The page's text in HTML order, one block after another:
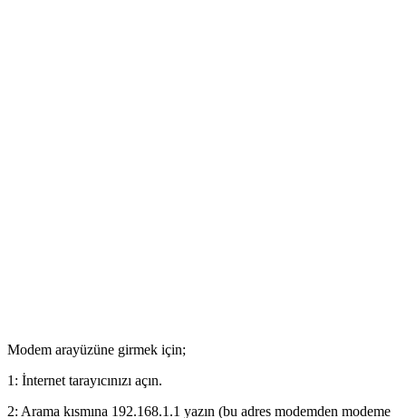
Modem arayüzüne girmek için;
1: İnternet tarayıcınızı açın.
2: Arama kısmına 192.168.1.1 yazın (bu adres modemden modeme